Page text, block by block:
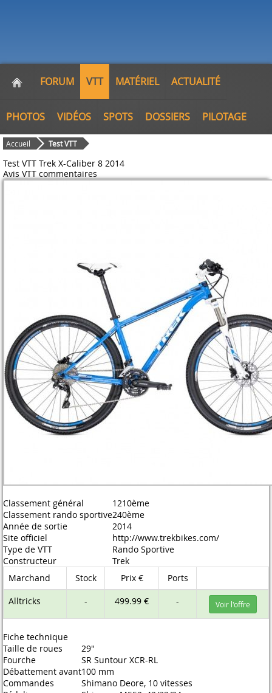
FORUM VTT MATÉRIEL ACTUALITÉ
PHOTOS VIDÉOS SPOTS DOSSIERS PILOTAGE
Accueil Test VTT
Test VTT Trek X-Caliber 8 2014
Avis VTT commentaires
Classement général
1210ème
Classement rando sportive240ème
Année de sortie
2014
Site officiel
http://www.trekbikes.com/
Type de VTT
Rando Sportive
Constructeur
Trek
Marchand
Stock Prix €
Ports
Alltricks
- 499.99 € - Voir l'offre
Fiche technique
Taille de roues
29"
Fourche
SR Suntour XCR-RL
Débattement avant100 mm
Commandes
Shimano Deore, 10 vitesses